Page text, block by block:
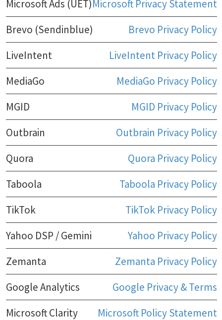
Microsoft Ads (UET)Microsoft Privacy Statement
Brevo (Sendinblue)
Brevo Privacy Policy
LiveIntent
LiveIntent Privacy Policy
MediaGo
MediaGo Privacy Policy
MGID
MGID Privacy Policy
Outbrain
Outbrain Privacy Policy
Quora
Quora Privacy Policy
Taboola
Taboola Privacy Policy
TikTok
TikTok Privacy Policy
Yahoo DSP / Gemini
Yahoo Privacy Policy
Zemanta
Zemanta Privacy Policy
Google Analytics
Google Privacy & Terms
Microsoft Clarity
Microsoft Policy Statement